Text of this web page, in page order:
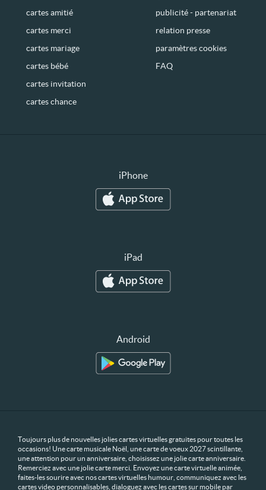
cartes amitié
cartes merci
cartes mariage
cartes bébé
cartes invitation
cartes chance
publicité - partenariat
relation presse
paramètres cookies
FAQ
iPhone
iPad
Android
Toujours plus de nouvelles jolies cartes virtuelles gratuites pour toutes les
occasions! Une carte musicale Noël, une carte de voeux 2027 scintillante,
une attention pour un anniversaire, choisissez une jolie carte anniversaire.
Remerciez avec une jolie carte merci. Envoyez une carte virtuelle animée,
faites-les sourire avec nos cartes virtuelles humour, communiquez avec les
cartes video personnalisables, dialoguez avec les cartes sur mobile par